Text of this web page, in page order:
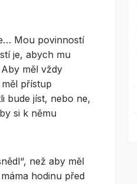
Mou povinností
je, abych mu
měl vždy
přístup
bude jíst, nebo ne,
si k němu
než aby měl
hodinu před